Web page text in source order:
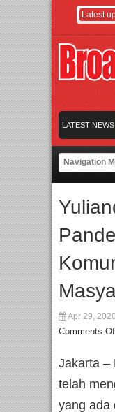
Latest
LATEST NEWS
Jakarta dengan
Gerbang Inovasi dan
Perpaduan Warisan
Jakarta dengan
Apr 29, 2020
Comments
Jakarta –
telah
yang ada